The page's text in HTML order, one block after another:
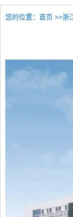
您的位置： 首页 >>浙